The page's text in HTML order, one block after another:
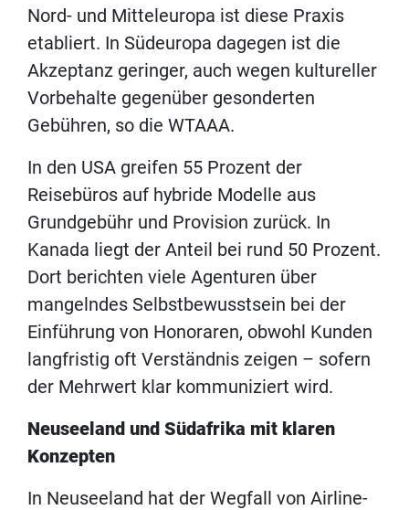
Nord- und Mitteleuropa ist diese Praxis
etabliert. In Südeuropa dagegen ist die
Akzeptanz geringer, auch wegen kultureller
Vorbehalte gegenüber gesonderten
Gebühren, so die WTAAA.
In den USA greifen 55 Prozent der
Reisebüros auf hybride Modelle aus
Grundgebühr und Provision zurück. In
Kanada liegt der Anteil bei rund 50 Prozent.
Dort berichten viele Agenturen über
mangelndes Selbstbewusstsein bei der
Einführung von Honoraren, obwohl Kunden
langfristig oft Verständnis zeigen – sofern
der Mehrwert klar kommuniziert wird.
Neuseeland und Südafrika mit klaren
Konzepten
In Neuseeland hat der Wegfall von Airline-